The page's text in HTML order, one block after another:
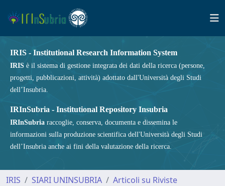
IRIS - Institutional Research Information System
IRIS è il sistema di gestione integrata dei dati della ricerca (persone,
progetti, pubblicazioni, attività) adottato dall'Università degli Studi
dell’Insubria.
IRInSubria - Institutional Repository Insubria
IRInSubria raccoglie, conserva, documenta e dissemina le
informazioni sulla produzione scientifica dell'Università degli Studi
dell’Insubria anche ai fini della valutazione della ricerca.
IRIS SIARI UNINSUBRIA
Articoli su Riviste